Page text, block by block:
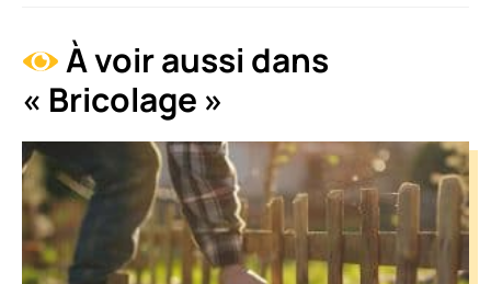
À voir aussi dans
« Bricolage »